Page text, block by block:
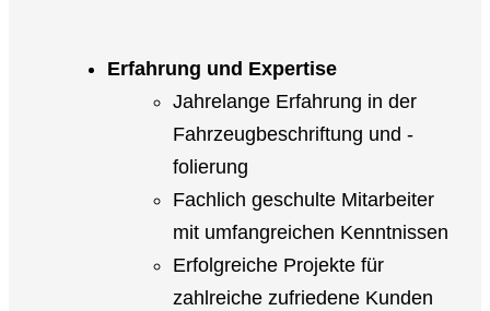
Erfahrung und Expertise
Jahrelange Erfahrung in der
Fahrzeugbeschriftung und -
folierung
Fachlich geschulte Mitarbeiter
mit umfangreichen Kenntnissen
Erfolgreiche Projekte für
zahlreiche zufriedene Kunden